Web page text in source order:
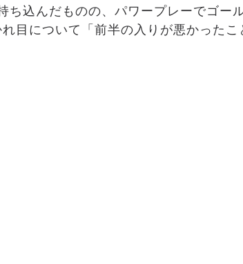
ち込んだものの、パワープレーでゴー
目について「前半の入りが悪かったこ